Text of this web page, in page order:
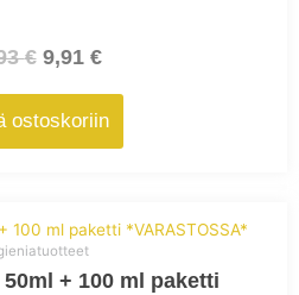
€ 9,91 €
ostoskoriin
+ 100 ml paketti